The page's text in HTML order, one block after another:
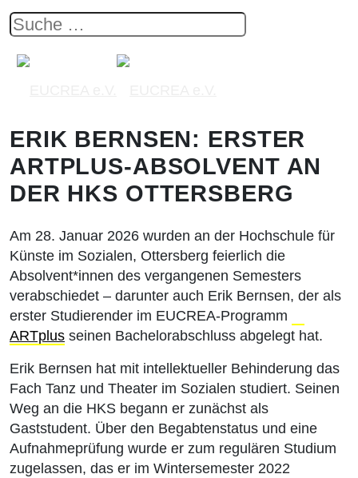
ERIK BERNSEN: ERSTER
ARTPLUS-ABSOLVENT AN
DER HKS OTTERSBERG
Am 28. Januar 2026 wurden an der Hochschule für
Künste im Sozialen, Ottersberg feierlich die
Absolvent*innen des vergangenen Semesters
verabschiedet – darunter auch Erik Bernsen, der als
erster Studierender im EUCREA-Programm
ARTplus seinen Bachelorabschluss abgelegt hat.
Erik Bernsen hat mit intellektueller Behinderung das
Fach Tanz und Theater im Sozialen studiert. Seinen
Weg an die HKS begann er zunächst als
Gaststudent. Über den Begabtenstatus und eine
Aufnahmeprüfung wurde er zum regulären Studium
zugelassen, das er im Wintersemester 2022